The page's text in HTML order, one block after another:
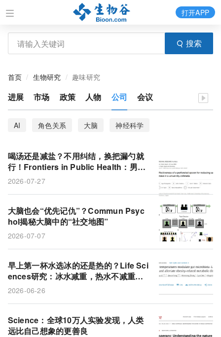
搜索
打开APP
首页 生物研究 趣味研究
进展 市场 政策 人物 公司 会议
AI 角色关系 大脑 神经科学
喝汤还是减盐？不用纠结，换把漏勺就
行！Frontiers in Public Health：男女
盐摄入均降超两成，饱腹感美味度不变
2026-07-27
大脑也会“优先记仇”？Commun Psyc
hol揭秘大脑中的“社交地图”
2026-07-07
早上第一杯水选冰的还是热的？Life Sci
ences研究：冰水减重，热水不减重但
一样改善代谢
2026-06-26
Science：全球10万人实验发现，人类
远比自己想象的更善良